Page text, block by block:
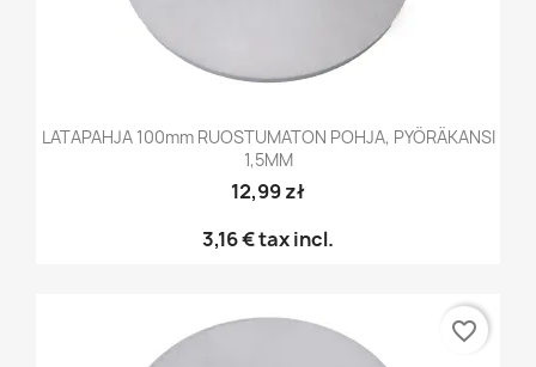
LATAPAHJA 100mm RUOSTUMATON POHJA, PYÖRÄKANSI
1,5MM
12,99 zł
3,16 €tax incl.
favorite_border